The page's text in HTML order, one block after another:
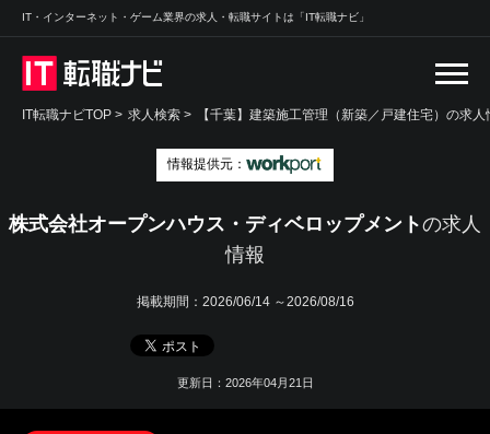
IT・インターネット・ゲーム業界の求人・転職サイトは「IT転職ナビ」
IT転職ナビTOP > 求人検索 > 【千葉】建築施工管理（新築／戸建住宅）の求人
情報提供元：
株式会社オープンハウス・ディベロップメントの求人
情報
掲載期間： 2026/06/14 ～2026/08/16
更新日：2026年04月21日